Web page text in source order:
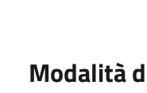
Modalità